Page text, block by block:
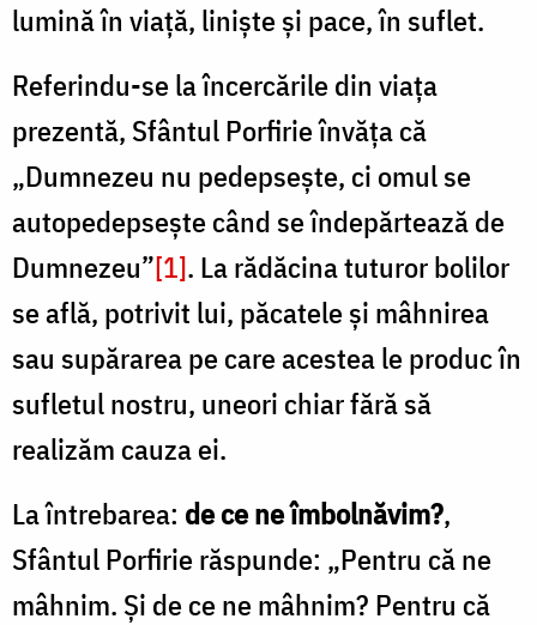
lumină în viață, liniște și pace, în suflet.
Referindu-se la încercările din viața
prezentă, Sfântul Porfirie învăța că
„Dumnezeu nu pedepsește, ci omul se
autopedepsește când se îndepărtează de
Dumnezeu”[1]. La rădăcina tuturor bolilor
se află, potrivit lui, păcatele și mâhnirea
sau supărarea pe care acestea le produc în
sufletul nostru, uneori chiar fără să
realizăm cauza ei.
La întrebarea: de ce ne îmbolnăvim?,
Sfântul Porfirie răspunde: „Pentru că ne
mâhnim. Și de ce ne mâhnim? Pentru că